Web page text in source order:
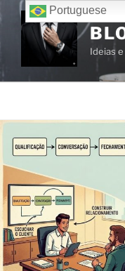
Ideias
Portuguese